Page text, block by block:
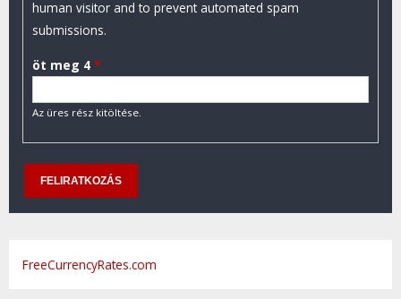
human visitor and to prevent automated spam
submissions.
öt meg 4 *
Az üres rész kitöltése.
FreeCurrencyRates.com